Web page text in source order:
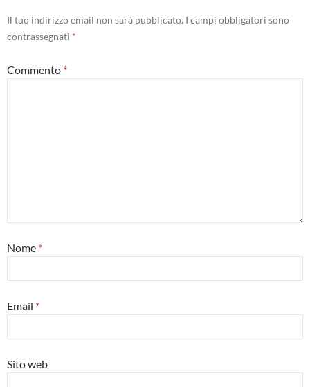
Il tuo indirizzo email non sarà pubblicato. I campi obbligatori sono
contrassegnati *
Commento *
Nome *
Email *
Sito web